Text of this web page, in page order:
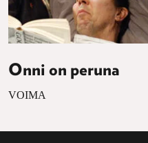
Onni on peruna
VOIMA